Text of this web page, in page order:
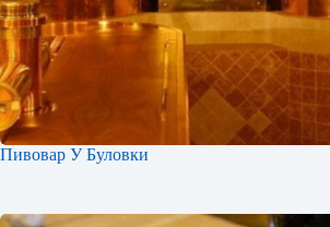
Пивовар У Буловки